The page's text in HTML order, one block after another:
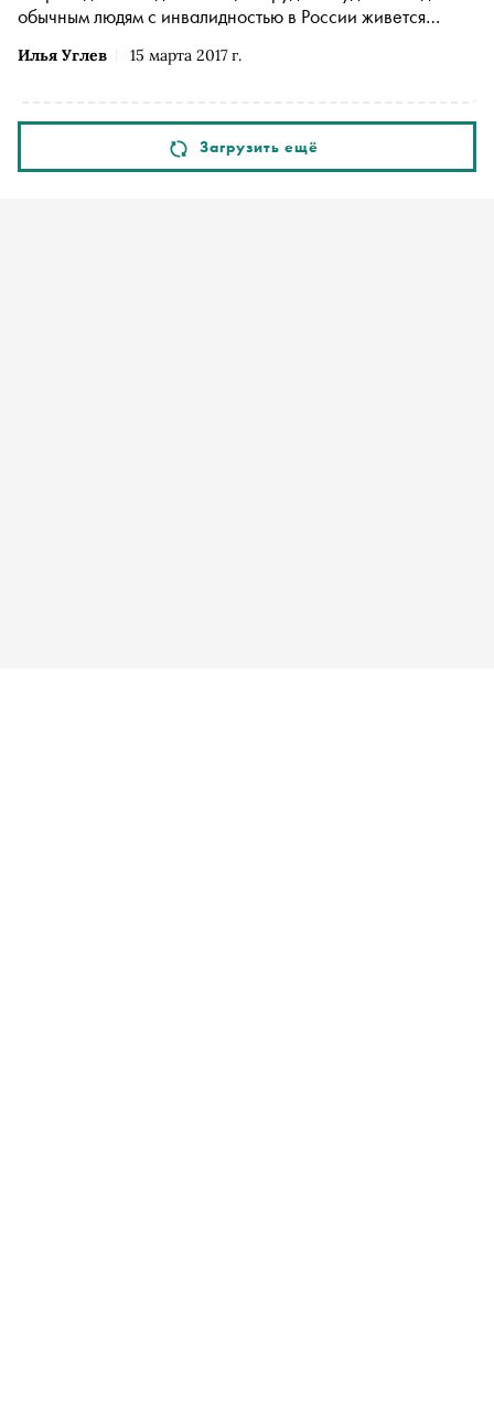
Илья Углев 15 марта 2017 г.
обычным людям с инвалидностью в России живется
Загрузить ещё